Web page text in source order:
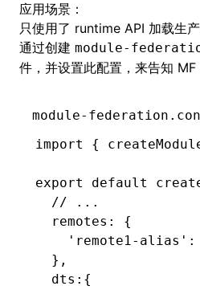
应用场景：
只使用了 runtime API 加载生
通过创建 module-
件，并设置此配置，来告知 MF
module-
import
{
export default
  // ...
  remotes
:
{
    'remote1-alias'
:
  }
,
  dts
: {